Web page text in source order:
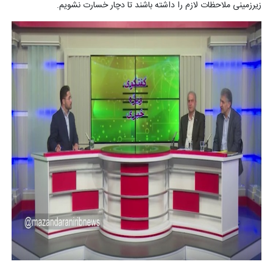
زیرزمینی ملاحظات لازم را داشته باشند تا دچار خسارت نشویم.